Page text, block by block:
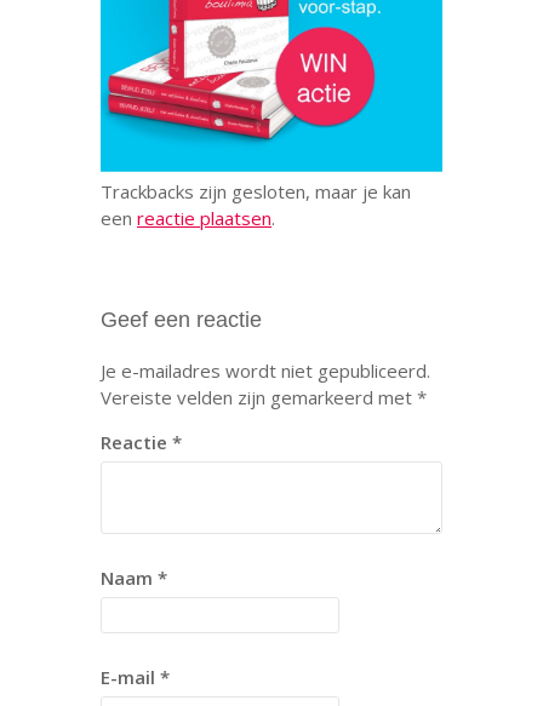
Trackbacks zijn gesloten, maar je kan
een reactie plaatsen.
Geef een reactie
Je e-mailadres wordt niet gepubliceerd.
Vereiste velden zijn gemarkeerd met *
Reactie *
Naam *
E-mail *